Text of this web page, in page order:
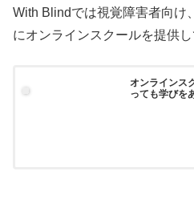
With Blindでは視覚障害者向け
にオンラインスクールを提供し
オンラインス
っても学びを